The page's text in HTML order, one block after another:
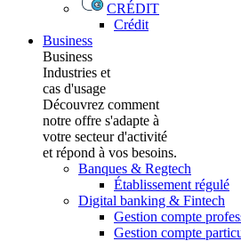
CRÉDIT
Crédit
Business
Business
Industries et
cas d'usage
Découvrez comment
notre offre s'adapte à
votre secteur d'activité
et répond à vos besoins.
Banques & Regtech
Établissement régulé
Digital banking & Fintech
Gestion compte
Gestion compte